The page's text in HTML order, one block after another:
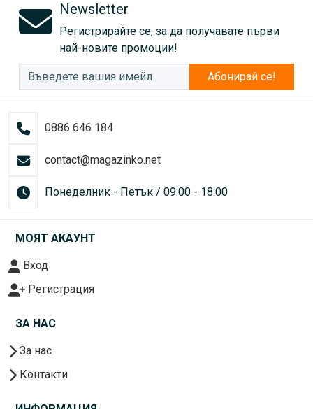
Newsletter
Регистрирайте се, за да получавате първи
най-новите промоции!
Абонирай се!
0886 646 184
contact@magazinko.net
Понеделник - Петък / 09:00 - 18:00
МОЯТ АКАУНТ
Вход
Регистрация
ЗА НАС
За нас
Контакти